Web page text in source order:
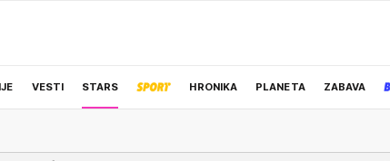
VESTI STARS HRONIKA PLANETA ZABAVA